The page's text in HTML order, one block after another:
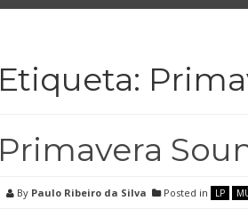
Etiqueta:
Primavera
By Paulo Ribeiro da Silva Posted in LP